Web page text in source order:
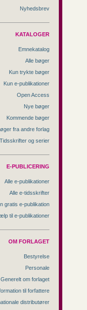
Nyhedsbrev
KATALOGER
Emnekatalog
Alle bøger
Kun trykte bøger
Kun e-publikationer
Open Access
Nye bøger
Kommende bøger
fra andre forlag
Tidsskrifter og serier
E-PUBLICERING
Alle e-publikationer
Alle e-tidsskrifter
gratis e-publikation
til e-publikationer
OM FORLAGET
Bestyrelse
Personale
Generelt om forlaget
til forfattere
distributører